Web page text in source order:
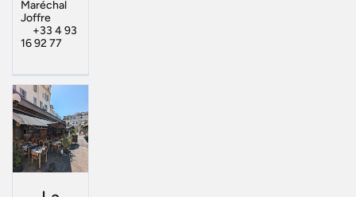
Maréchal
Joffre
+33 4 93
16 92 77